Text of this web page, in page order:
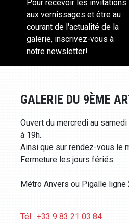
Pour recevoir les invitations
aux vernissages et être au
courant de l'actualité de la
galerie, inscrivez-vous à
notre newsletter!
GALERIE DU 9ÈME
Ouvert du mercredi au
à 19h.
Ainsi que sur rendez-vous le
Fermeture les jours fériés.
Métro Anvers ou Pigalle ligne
Tél : +33 9 83 21 03 84